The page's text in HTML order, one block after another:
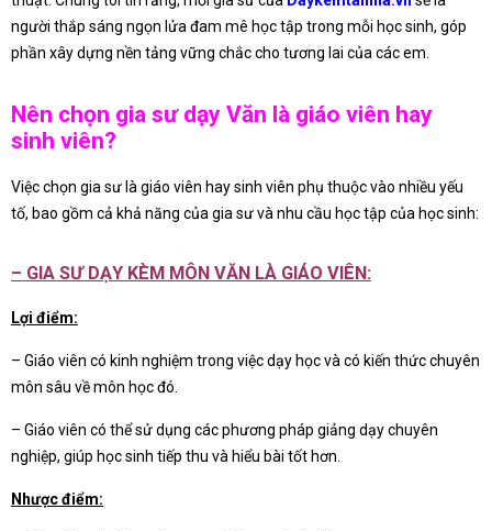
người thắp sáng ngọn lửa đam mê học tập trong mỗi học sinh, góp
phần xây dựng nền tảng vững chắc cho tương lai của các em.
Nên chọn gia sư dạy Văn là giáo viên hay
sinh viên?
Việc chọn gia sư là giáo viên hay sinh viên phụ thuộc vào nhiều yếu
tố, bao gồm cả khả năng của gia sư và nhu cầu học tập của học sinh:
– GIA SƯ DẠY KÈM MÔN VĂN LÀ GIÁO VIÊN:
Lợi điểm:
– Giáo viên có kinh nghiệm trong việc dạy học và có kiến thức chuyên
môn sâu về môn học đó.
– Giáo viên có thể sử dụng các phương pháp giảng dạy chuyên
nghiệp, giúp học sinh tiếp thu và hiểu bài tốt hơn.
Nhược điểm: